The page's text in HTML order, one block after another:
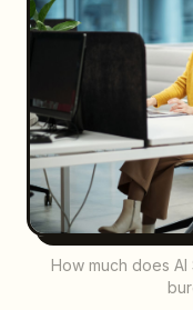
How much does